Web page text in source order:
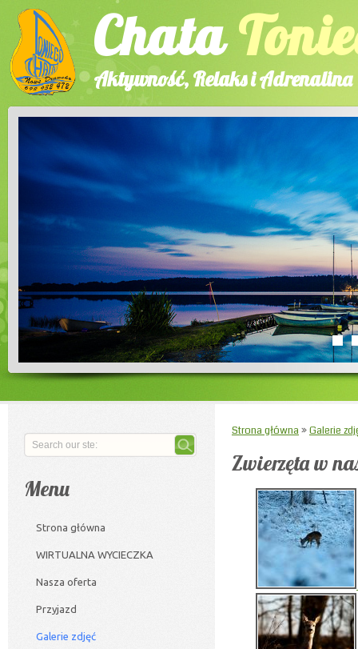
Chata
Aktywność, Relaks i Adrenalina
Strona główna »Galerie
Zwierzęta w
Menu
Strona główna
WIRTUALNA WYCIECZKA
Nasza oferta
Przyjazd
Galerie zdjęć